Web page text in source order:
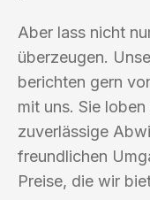
Aber lass nicht
überzeugen.
berichten gern
mit uns. Sie
zuverlässige
freundlichen
Preise, die wir